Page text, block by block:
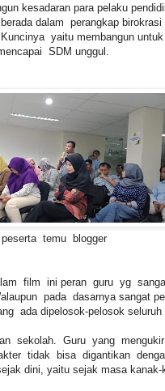
kesadaran para pelaku
dalam perangkap
yaitu membangun
SDM unggul.
temu blogger
film ini peran guru yg
pada dasarnya sangat
ada dipelosok-pelosok seluruh
sekolah. Guru yang
tidak bisa digantikan
dini, yaitu sejak masa kanak-